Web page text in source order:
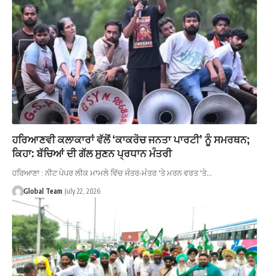
ਹਰਿਆਣਵੀ ਕਲਾਕਾਰਾਂ ਵੱਲੋਂ ‘ਕਾਕਰੋਚ ਜਨਤਾ ਪਾਰਟੀ’ ਨੂੰ ਸਮਰਥਨ;
ਕਿਹਾ: ਬੱਚਿਆਂ ਦੀ ਗੱਲ ਸੁਣਨ ਪ੍ਰਧਾਨ ਮੰਤਰੀ
ਹਰਿਆਣਾ : ਨੀਟ ਪੇਪਰ ਲੀਕ ਮਾਮਲੇ ਵਿੱਚ ਜੰਤਰ-ਮੰਤਰ 'ਤੇ ਮਰਨ ਵਰਤ 'ਤੇ…
Global Team July 22, 2026